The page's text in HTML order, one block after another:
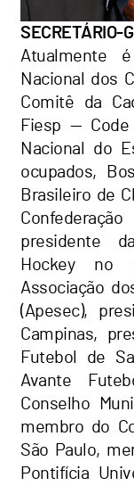
SECRETÁRIO-
Atualmente
Nacional dos
Comitê da
Fiesp —
Nacional do
ocupados,
Brasileiro de
presidente
Hockey no
Associação
(Apesec),
Campinas,
Futebol de
Avante
Conselho
membro do
São Paulo,
Pontifícia